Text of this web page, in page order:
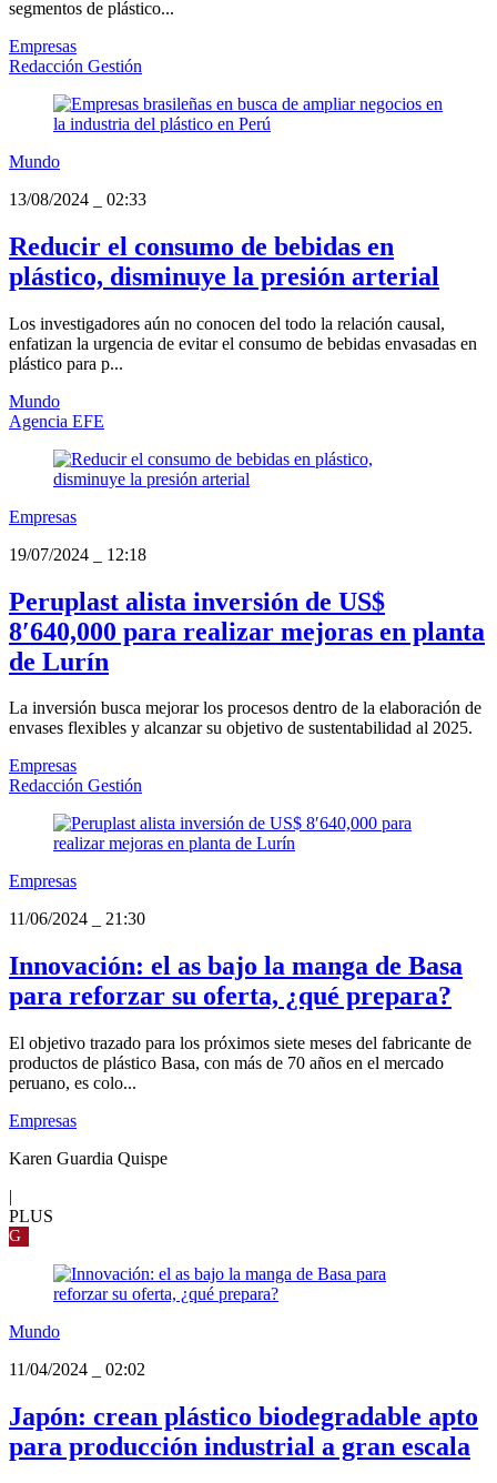
segmentos de plástico...
Empresas
Redacción Gestión
Mundo
13/08/2024
02:33
Reducir el consumo de bebidas en
plástico, disminuye la presión arterial
Los investigadores aún no conocen del todo la relación causal,
enfatizan la urgencia de evitar el consumo de bebidas envasadas en
plástico para p...
Mundo
Agencia EFE
Empresas
19/07/2024
12:18
Peruplast alista inversión de US$
8′640,000 para realizar mejoras en planta
de Lurín
La inversión busca mejorar los procesos dentro de la elaboración de
envases flexibles y alcanzar su objetivo de sustentabilidad al 2025.
Empresas
Redacción Gestión
Empresas
11/06/2024
21:30
Innovación: el as bajo la manga de Basa
para reforzar su oferta, ¿qué prepara?
El objetivo trazado para los próximos siete meses del fabricante de
productos de plástico Basa, con más de 70 años en el mercado
peruano, es colo...
Empresas
Karen Guardia Quispe
|
PLUS
G
Mundo
11/04/2024
02:02
Japón: crean plástico biodegradable apto
para producción industrial a gran escala